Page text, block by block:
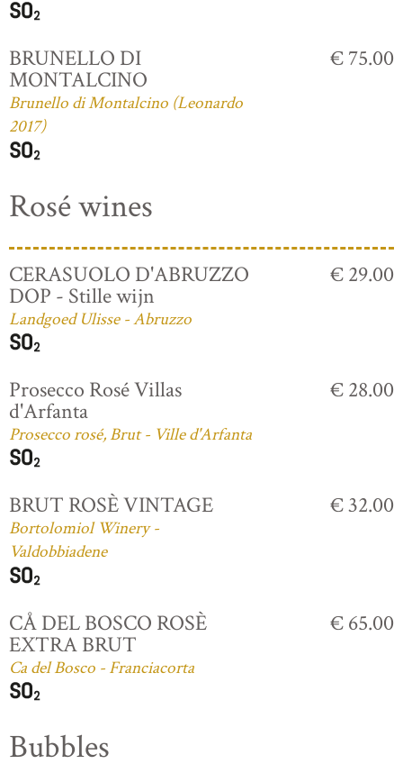
BRUNELLO DI
MONTALCINO
Brunello di Montalcino (Leonardo
2017)
€ 75.00
Rosé wines
CERASUOLO D'ABRUZZO
DOP - Stille wijn
Landgoed Ulisse - Abruzzo
€ 29.00
Prosecco Rosé Villas
d'Arfanta
Prosecco rosé, Brut - Ville d'Arfanta
€ 28.00
BRUT ROSÈ VINTAGE
Bortolomiol Winery -
Valdobbiadene
€ 32.00
CÅ DEL BOSCO ROSÈ
EXTRA BRUT
Ca del Bosco - Franciacorta
€ 65.00
Bubbles